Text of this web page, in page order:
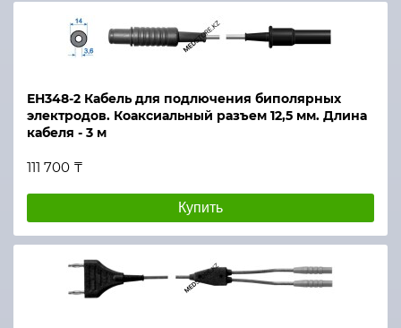
ЕН348-2 Кабель для подлючения биполярных
электродов. Коаксиальный разъем 12,5 мм. Длина
кабеля - 3 м
111 700 ₸
Купить